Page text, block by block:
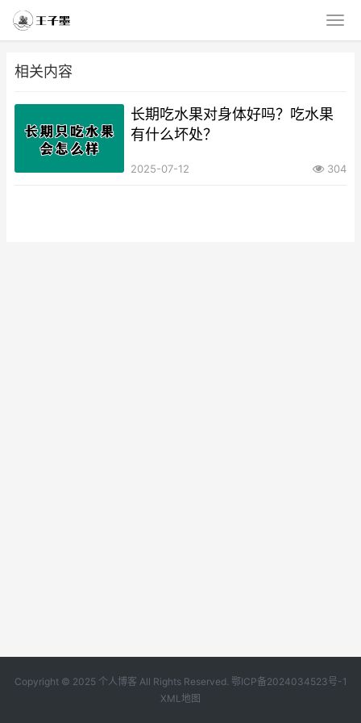
相关内容
长期吃水果对身体好吗？吃水果
有什么坏处？
2025-07-12 304
Copyright © 2025 个人博客 All Rights Reserved. 鄂ICP备2024034523号-1
XML地图